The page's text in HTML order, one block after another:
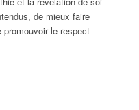
de mieux faire
le respect